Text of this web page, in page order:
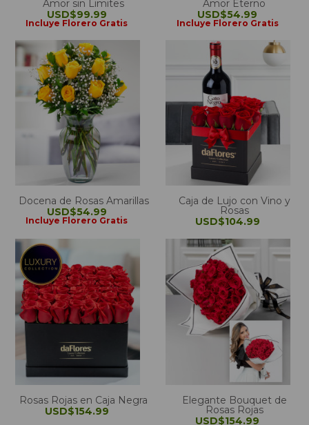
Amor sin Limites
USD$99.99
Incluye Florero Gratis
Amor Eterno
USD$54.99
Incluye Florero Gratis
Docena de Rosas Amarillas
USD$54.99
Incluye Florero Gratis
Caja de Lujo con Vino y
Rosas
USD$104.99
Rosas Rojas en Caja Negra
USD$154.99
Elegante Bouquet de
Rosas Rojas
USD$154.99